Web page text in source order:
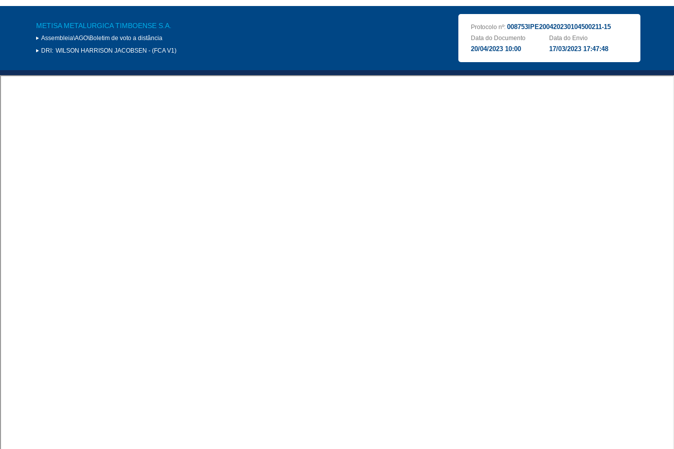
METISA METALURGICA TIMBOENSE S.A.
Assembleia\AGO\Boletim de voto a distância
DRI: WILSON HARRISON JACOBSEN - (FCA V1)
Protocolo nº: 008753IPE200420230104500211-15
Data do Documento
20/04/2023 10:00
Data do Envio
17/03/2023 17:47:48